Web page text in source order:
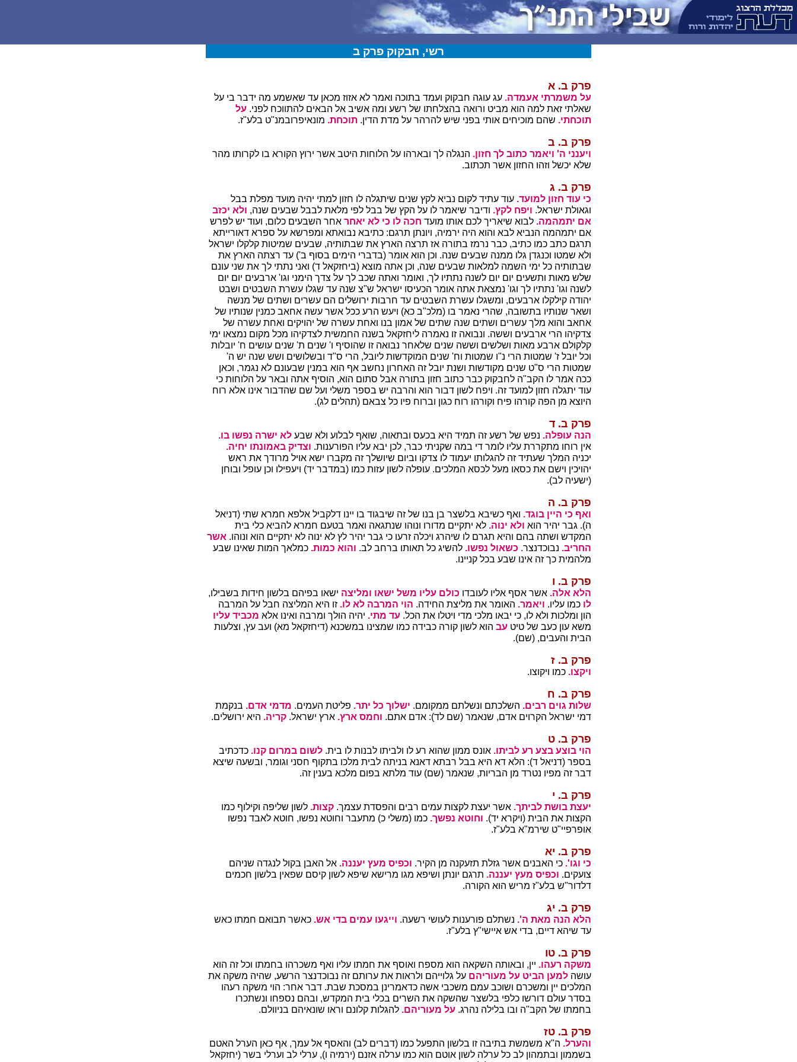
רשי, חבקוק פרק ב
פרק ב. א
על משמרתי אעמדה. עג עוגה חבקוק ועמד בתוכה ואמר לא אזוז מכאן עד שאשמע מה ידבר בי על
שאלתי זאת למה הוא מביט ורואה בהצלחתו של רשע ומה אשיב אל הבאים להתווכח לפני. על
תוכחתי. שהם מוכיחים אותי בפני שיש להרהר על מדת הדין. תוכחת. מונאיפרובמנ"ט בלע"ז.
פרק ב. ב
ויענני ה' ויאמר כתוב לך חזון. הנגלה לך ובארהו על הלוחות היטב אשר ירוץ הקורא בו לקרותו מהר
שלא יכשל וזהו החזון אשר תכתוב.
פרק ב. ג
כי עוד חזון למועד. עוד עתיד לקום נביא לקץ שנים שיתגלה לו חזון למתי יהיה מועד מפלת בבל
וגאולת ישראל. ויפח לקץ. ודיבר שיאמר לו על הקץ של בבל לפי מלאת לבבל שבעים שנה, ולא יכזב
אם יתמהמה. לבוא שיאריך לכם אותו מועד חכה לו כי לא יאחר אחר השבעים כלום, ועוד יש לפרש
אם יתמהמה הנביא לבא והוא היה ירמיה, ויונתן תרגם: כתיבא נבואתא ומפרשא על ספרא דאורייתא
תרגם כתב כמו כתיב, כבר נרמז בתורה אז תרצה הארץ את שבתותיה, שבעים שמיטות קלקלו ישראל
ולא שמטו וכנגדן גלו ממנה שבעים שנה. וכן הוא אומר (בדברי הימים בסוף ב') עד רצתה הארץ את
שבתותיה כל ימי השמה למלאות שבעים שנה, וכן אתה מוצא (ביחזקאל ד) ואני נתתי לך את שני עונם
שלש מאות ותשעים יום יום לשנה נתתיו לך, ואומר ואתה שכב לך על צדך הימני וגו' ארבעים יום יום
לשנה וגו' נתתיו לך וגו' נמצאת אתה אומר הכעיסו ישראל ש"צ שנה עד שגלו עשרת השבטים ושבט
יהודה קילקלו ארבעים, ומשגלו עשרת השבטים עד חרבות ירושלים הם עשרים ושתים של מנשה
ושאר שנותיו בתשובה, שהרי נאמר בו (מלכ"ב כא) ויעש הרע ככל אשר עשה אחאב כמנין שנותיו של
אחאב והוא מלך עשרים ושתים שנה שתים של אמון בנו ואחת עשרה של יהויקים ואחת עשרה של
צדקיהו הרי ארבעים וששה. ונבואה זו נאמרה ליחזקאל בשנה החמשית לצדקיהו מכל מקום נמצאו ימי
קלקולם ארבע מאות ושלשים וששה שנים שלאחר נבואה זו שהוסיף ו' שנים ת' שנים עושים ח' יובלות
וכל יובל ז' שמטות הרי נ"ו שמטות וח' שנים המוקדשות ליובל, הרי ס"ד ובשלושים ושש שנה יש ה'
שמטות הרי ס"ט שנים מקודשות ושנת יובל זה האחרון נחשב אף הוא במנין שבעונם לא נגמר, וכאן
ככה אמר לו הקב"ה לחבקוק כבר כתוב חזון בתורה אבל סתום הוא, הוסיף אתה ובאר על הלוחות כי
עוד יתגלה חזון למועד זה. ויפח לשון דבור הוא והרבה יש בספר משלי ועל שם שהדבור אינו אלא רוח
היוצא מן הפה קורהו פיח וקורהו רוח כגון וברוח פיו כל צבאם (תהלים לג).
פרק ב. ד
הנה עופלה. נפש של רשע זה תמיד היא בכעס ובתאוה, שואף לבלוע ולא שבע לא ישרה נפשו בו.
אין רוחו מתקררת עליו לומר די במה שקניתי כבר, לכן יבא עליו הפורענות. וצדיק באמונתו יחיה.
יכניה המלך שעתיד זה להגלותו יעמוד לו צדקו וביום שיושלך זה מקברו ישא אויל מרודך את ראש
יהויכין וישם את כסאו מעל לכסא המלכים. עופלה לשון עזות כמו (במדבר יד) ויעפילו וכן עופל ובוחן
(ישעיה לב).
פרק ב. ה
ואף כי היין בוגד. ואף כשיבא בלשצר בן בנו של זה שיבגוד בו יינו דלקביל אלפא חמרא שתי (דניאל
ה). גבר יהיר הוא ולא ינוה. לא יתקיים מדורו ונוהו שנתגאה ואמר בטעם חמרא להביא כלי בית
המקדש ושתה בהם והיא תגרם לו שיהרג ויכלה זרעו כי גבר יהיר לץ לא ינוה לא יתקיים הוא ונוהו. אשר
החריב. נבוכדנצר. כשאול נפשו. להשיג כל תאותו ברחב לב. והוא כמות. כמלאך המות שאינו שבע
מלהמית כך זה אינו שבע בכל קניינו.
פרק ב. ו
הלא אלה. אשר אסף אליו לעובדו כולם עליו משל ישאו ומליצה ישאו בפיהם בלשון חידות בשבילו,
לו כמו עליו. ויאמר. האומר את מליצת החידה. הוי המרבה לא לו. זו היא המליצה חבל על המרבה
הון ומלכות ולא לו, כי יבאו מלכי מדי ויטלו את הכל. עד מתי. יהיה הולך ומרבה ואינו אלא מכביד עליו
משא עון כעב של טיט עב הוא לשון קורה כבידה כמו שמצינו במשכנא (דיחזקאל מא) ועב עץ, וצלעות
הבית והעבים, (שם).
פרק ב. ז
ויקצו. כמו ויקוצו.
פרק ב. ח
שלות גוים רבים. השלכתם ונשלתם ממקומם. ישלוך כל יתר. פליטת העמים. מדמי אדם. בנקמת
דמי ישראל הקרוים אדם, שנאמר (שם לד): אדם אתם. וחמס ארץ. ארץ ישראל. קריה. היא ירושלים.
פרק ב. ט
הוי בוצע בצע רע לביתו. אונס ממון שהוא רע לו ולביתו לבנות לו בית. לשום במרום קנו. כדכתיב
בספר (דניאל ד): הלא דא היא בבל רבתא דאנא בניתה לבית מלכו בתקוף חסני וגומר, ובשעה שיצא
דבר זה מפיו נטרד מן הבריות, שנאמר (שם) עוד מלתא בפום מלכא בענין זה.
פרק ב. י
יעצת בושת לביתך. אשר יעצת לקצות עמים רבים והפסדת עצמך. קצות. לשון שליפה וקילוף כמו
הקצות את הבית (ויקרא יד). וחוטא נפשך. כמו (משלי כ) מתעבר וחוטא נפשו, חוטא לאבד נפשו
אופרפיי"ט שירמ"א בלע"ז.
פרק ב. יא
כי וגו'. כי האבנים אשר גזלת תזעקנה מן הקיר. וכפיס מעץ יעננה. אל האבן בקול לנגדה שניהם
צועקים. וכפיס מעץ יעננה. תרגם יונתן ושיפא מגו מרישא שיפא לשון קיסם שפאין בלשון חכמים
דלדור"ש בלע"ז מריש הוא הקורה.
פרק ב. יג
הלא הנה מאת ה'. נשתלם פורענות לעושי רשעה. וייגעו עמים בדי אש. כאשר תבואם חמתו כאש
עד שיהא דיים, בדי אש איישי"ץ בלע"ז.
פרק ב. טו
משקה רעהו. יין, ובאותה השקאה הוא מספח ואוסף את חמתו עליו ואף משכרהו בחמתו וכל זה הוא
עושה למען הביט על מעוריהם על גלוייהם ולראות את ערותם זה נבוכדנצר הרשע, שהיה משקה את
המלכים יין ומשכרם ושוכב עמם משכבי אשה כדאמרינן במסכת שבת. דבר אחר: הוי משקה רעהו
בסדר עולם דורשו כלפי בלשצר שהשקה את השרים בכלי בית המקדש, ובהם נספחו ונשתכרו
בחמתו של הקב"ה ובו בלילה נהרג. על מעוריהם. להגלות קלונם וראו שונאיהם בניוולם.
פרק ב. טז
והערל. ה"א משמשת בתיבה זו בלשון התפעל כמו (דברים לב) והאסף אל עמך, אף כאן הערל האטם
בשממון ובתמהון לב כל ערלה לשון אוטם הוא כמו ערלה אזנם (ירמיה ו), ערלי לב וערלי בשר (יחזקאל